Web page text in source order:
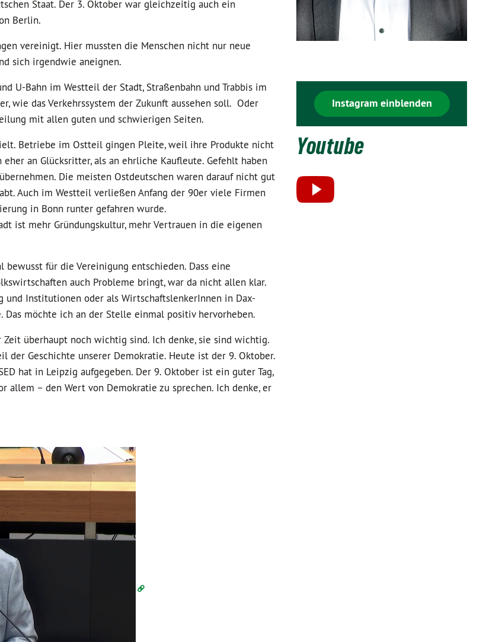
Staat. Der 3. Oktober war gleichzeitig auch ein
Berlin.
vereinigt. Hier mussten die Menschen nicht nur neue
sich irgendwie aneignen.
U-Bahn im Westteil der Stadt, Straßenbahn und Trabbis im
wie das Verkehrssystem der Zukunft aussehen soll. Oder
mit allen guten und schwierigen Seiten.
Betriebe im Ostteil gingen Pleite, weil ihre Produkte nicht
an Glücksritter, als an ehrliche Kaufleute. Gefehlt haben
Die meisten Ostdeutschen waren darauf nicht gut
Auch im Westteil verließen Anfang der 90er viele Firmen
in Bonn runter gefahren wurde.
ist mehr Gründungskultur, mehr Vertrauen in die eigenen
bewusst für die Vereinigung entschieden. Dass eine
auch Probleme bringt, war da nicht allen klar.
Institutionen oder als WirtschaftslenkerInnen in Dax-
möchte ich an der Stelle einmal positiv hervorheben.
überhaupt noch wichtig sind. Ich denke, sie sind wichtig.
Geschichte unserer Demokratie. Heute ist der 9. Oktober.
hat in Leipzig aufgegeben. Der 9. Oktober ist ein guter Tag,
– den Wert von Demokratie zu sprechen. Ich denke, er
Instagram einblenden
Youtube